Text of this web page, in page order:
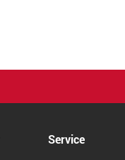
Service